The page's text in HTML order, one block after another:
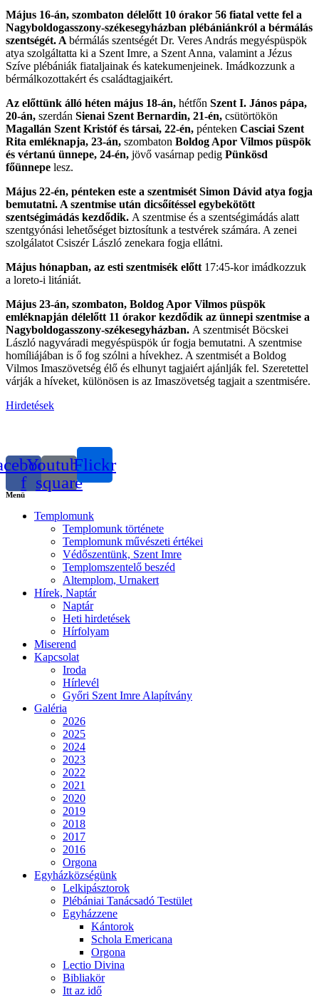
Május 16-án, szombaton délelőtt 10 órakor 56 fiatal vette fel a
Nagyboldogasszony-székesegyházban plébániánkról a bérmálás
szentségét. A bérmálás szentségét Dr. Veres András megyéspüspök
atya szolgáltatta ki a Szent Imre, a Szent Anna, valamint a Jézus
Szíve plébániák fiataljainak és katekumenjeinek. Imádkozzunk a
bérmálkozottakért és családtagjaikért.
Az előttünk álló héten május 18-án, hétfőn Szent I. János pápa,
20-án, szerdán Sienai Szent Bernardin, 21-én, csütörtökön
Magallán Szent Kristóf és társai, 22-én, pénteken Casciai Szent
Rita emléknapja, 23-án, szombaton Boldog Apor Vilmos püspök
és vértanú ünnepe, 24-én, jövő vasárnap pedig Pünkösd
főünnepe lesz.
Május 22-én, pénteken este a szentmisét Simon Dávid atya fogja
bemutatni. A szentmise után dicsőítéssel egybekötött
szentségimádás kezdődik. A szentmise és a szentségimádás alatt
szentgyónási lehetőséget biztosítunk a testvérek számára. A zenei
szolgálatot Csiszér László zenekara fogja ellátni.
Május hónapban, az esti szentmisék előtt 17:45-kor imádkozzuk
a loreto-i litániát.
Május 23-án, szombaton, Boldog Apor Vilmos püspök
emléknapján délelőtt 11 órakor kezdődik az ünnepi szentmise a
Nagyboldogasszony-székesegyházban. A szentmisét Böcskei
László nagyváradi megyéspüspök úr fogja bemutatni. A szentmise
homíliájában is ő fog szólni a hívekhez. A szentmisét a Boldog
Vilmos Imaszövetség élő és elhunyt tagjaiért ajánlják fel. Szeretettel
várják a híveket, különösen is az Imaszövetség tagjait a szentmisére.
Hirdetések
f
Youtube-
square
Flickr
Menü
Templomunk
Templomunk története
Templomunk művészeti értékei
Védőszentünk, Szent Imre
Templomszentelő beszéd
Altemplom, Urnakert
Hírek, Naptár
Naptár
Heti hirdetések
Hírfolyam
Miserend
Kapcsolat
Iroda
Hírlevél
Győri Szent Imre Alapítvány
Galéria
2026
2025
2024
2023
2022
2021
2020
2019
2018
2017
2016
Orgona
Egyházközségünk
Lelkipásztorok
Plébániai Tanácsadó Testület
Egyházzene
Kántorok
Schola Emericana
Orgona
Lectio Divina
Bibliakör
Itt az idő